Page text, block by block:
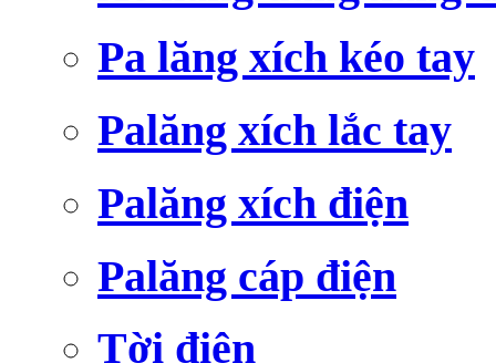
Pa lăng xích kéo tay
Palăng xích lắc tay
Palăng xích điện
Palăng cáp điện
Tời điện